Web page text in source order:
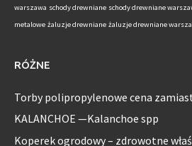
warszawa schody drewniane schody drewniane
metalowe żaluzje drewniane żaluzje drewniane
RÓŻNE
Torby polipropylenowe cena
KALANCHOE —Kalanchoe spp
Koperek ogrodowy – zdrowotne